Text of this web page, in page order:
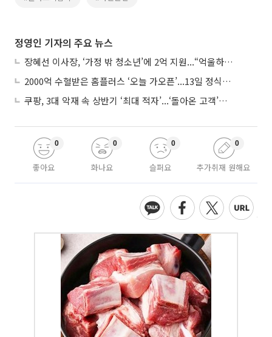
정영인 기자의 주요 뉴스
장혜선 이사장, ‘가정 밖 청소년’에 2억 지원...“억울하고 아파도 단단해지길”
2000억 수혈받은 홈플러스 ‘오늘 가오픈’...13일 정식 개장 시험대
쿠팡, 3대 악재 속 상반기 ‘최대 적자’...‘돌아온 고객’에 수익성 반등 주목
좋아요
0
화나요
0
슬퍼요
0
추가취재 원해요
0